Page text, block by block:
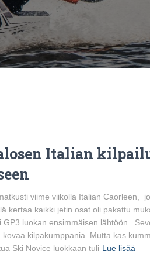
Italian
viime viikolla Italian Caorleen,
kertaa kaikki jetin osat oli pakattu
GP3 luokan ensimmäisen lähtöön.
kilpakumppania. Mutta kas
Ski Novice luokkaan tuli Lue lisää